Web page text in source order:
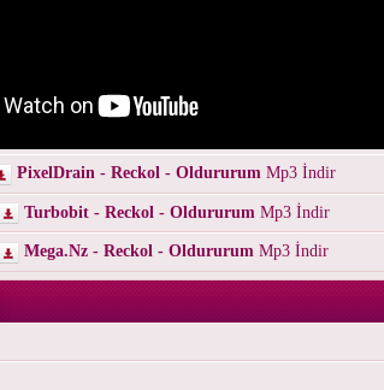
PixelDrain - Reckol - Oldururum Mp3 İndir
Turbobit - Reckol - Oldururum Mp3 İndir
Mega.Nz - Reckol - Oldururum Mp3 İndir